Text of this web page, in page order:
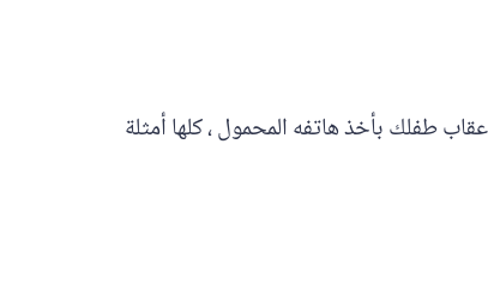
طفلك بأخذ هاتفه المحمول ، كلها أمثلة